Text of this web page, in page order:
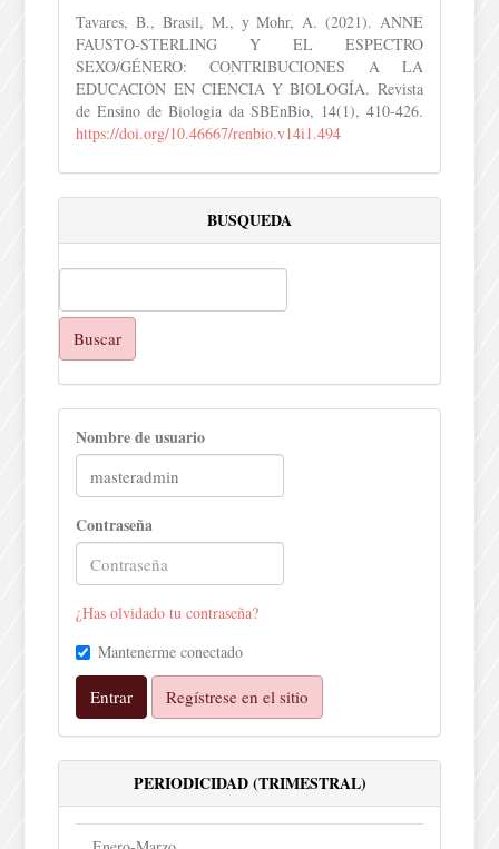
Tavares, B., Brasil, M., y Mohr, A. (2021). ANNE
FAUSTO-STERLING Y EL ESPECTRO
SEXO/GÉNERO: CONTRIBUCIONES A LA
EDUCACIÓN EN CIENCIA Y BIOLOGÍA. Revista
de Ensino de Biologia da SBEnBio, 14(1), 410-426.
https://doi.org/10.46667/renbio.v14i1.494
BUSQUEDA
Buscar
Nombre de usuario
Contraseña
¿Has olvidado tu contraseña?
Mantenerme conectado
Entrar Regístrese en el sitio
PERIODICIDAD (TRIMESTRAL)